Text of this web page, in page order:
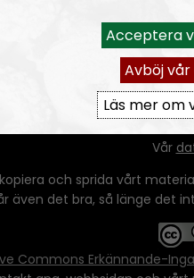
Ansvarig
Vår
och sprida vårt
även det bra, så länge
Commons Erkännande-
Acceptera
Avböj
Läs mer om